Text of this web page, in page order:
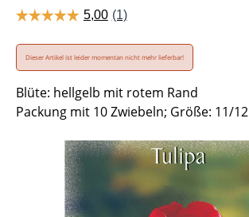
Dieser Artikel ist leider momentan nicht mehr lieferbar!
Blüte: hellgelb mit rotem Rand
Packung mit 10 Zwiebeln; Größe: 11/12